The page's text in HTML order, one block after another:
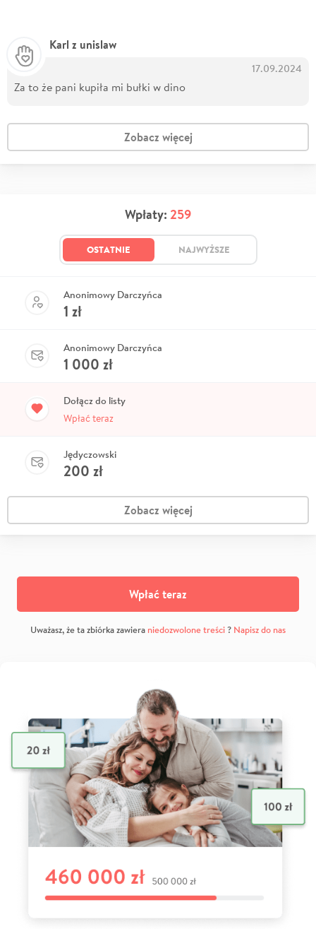
Karl z unislaw
17.09.2024
Za to że pani kupiła mi bułki w dino
Zobacz więcej
Wpłaty: 259
OSTATNIE NAJWYŻSZE
Anonimowy Darczyńca
1 zł
Anonimowy Darczyńca
1 000 zł
Dołącz do listy
Wpłać teraz
Jędyczowski
200 zł
Zobacz więcej
Wpłać teraz
Uważasz, że ta zbiórka zawiera niedozwolone treści? Napisz do nas